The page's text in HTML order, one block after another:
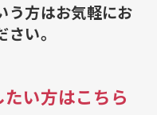
う方はお気軽にお
い。
い方はこちら